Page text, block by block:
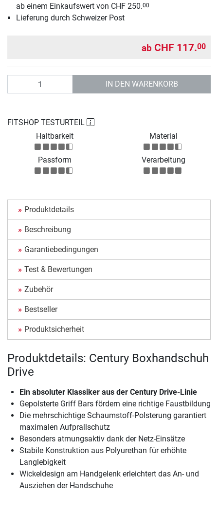
ab einem Einkaufswert von CHF 250.00
Lieferung durch Schweizer Post
ab CHF 117.00
IN DEN WARENKORB
FITSHOP TESTURTEIL
Haltbarkeit
Material
Passform Verarbeitung
Produktdetails
Beschreibung
Garantiebedingungen
Test & Bewertungen
Zubehör
Bestseller
Produktsicherheit
Produktdetails: Century Boxhandschuh
Drive
Ein absoluter Klassiker aus der Century Drive-Linie
Gepolsterte Griff Bars fördern eine richtige Faustbildung
Die mehrschichtige Schaumstoff-Polsterung garantiert
maximalen Aufprallschutz
Besonders atmungsaktiv dank der Netz-Einsätze
Stabile Konstruktion aus Polyurethan für erhöhte
Langlebigkeit
Wickeldesign am Handgelenk erleichtert das An- und
Ausziehen der Handschuhe